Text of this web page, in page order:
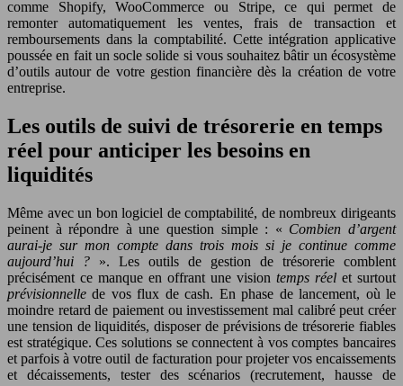
comme Shopify, WooCommerce ou Stripe, ce qui permet de
remonter automatiquement les ventes, frais de transaction et
remboursements dans la comptabilité. Cette intégration applicative
poussée en fait un socle solide si vous souhaitez bâtir un écosystème
d’outils autour de votre gestion financière dès la création de votre
entreprise.
Les outils de suivi de trésorerie en temps
réel pour anticiper les besoins en
liquidités
Même avec un bon logiciel de comptabilité, de nombreux dirigeants
peinent à répondre à une question simple : « Combien d’argent
aurai-je sur mon compte dans trois mois si je continue comme
aujourd’hui ? ». Les outils de gestion de trésorerie comblent
précisément ce manque en offrant une vision temps réel et surtout
prévisionnelle de vos flux de cash. En phase de lancement, où le
moindre retard de paiement ou investissement mal calibré peut créer
une tension de liquidités, disposer de prévisions de trésorerie fiables
est stratégique. Ces solutions se connectent à vos comptes bancaires
et parfois à votre outil de facturation pour projeter vos encaissements
et décaissements, tester des scénarios (recrutement, hausse de